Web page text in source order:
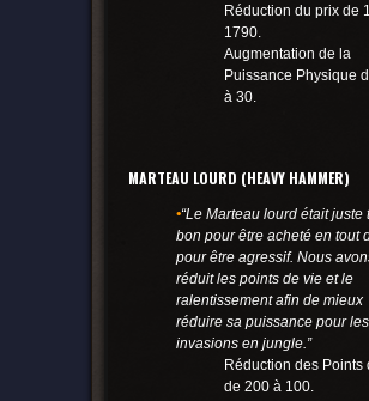
Réduction du prix de
1790.
Augmentation de la
Puissance Physique
à 30.
MARTEAU LOURD (HEAVY HAMMER)
•“Le Marteau lourd était juste
bon pour être acheté en tout
pour être agressif. Nous
réduit les points de vie et le
ralentissement afin de mieux
réduire sa puissance pour les
invasions en jungle.”
Réduction des Points
de 200 à 100.